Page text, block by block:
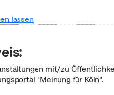
lassen
mit/zu
"Meinung für Köln".